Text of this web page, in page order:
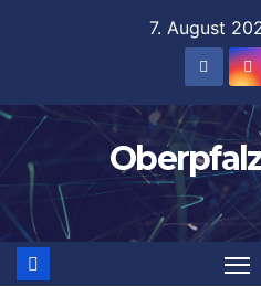
7. August